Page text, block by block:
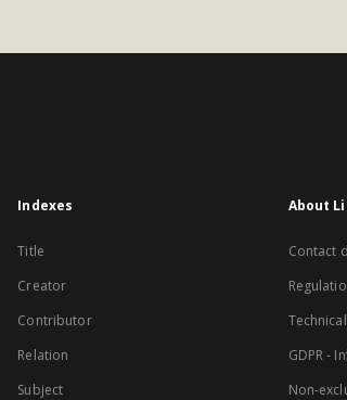
Indexes
Title
Creator
Contributor
Relation
Subject
About
Contact
GDPR -
Non-